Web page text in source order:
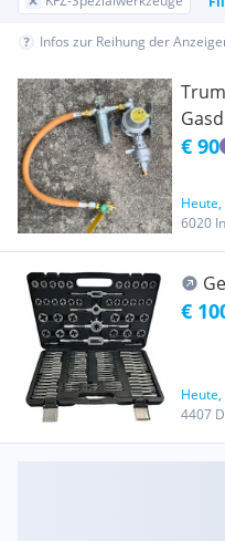
Infos zur Reihung der
€ 90
6020
€
4407